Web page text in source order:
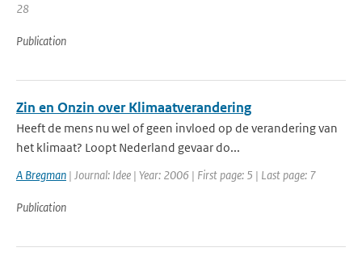
28
Publication
Zin en Onzin over Klimaatverandering
Heeft de mens nu wel of geen invloed op de verandering van
het klimaat? Loopt Nederland gevaar do...
A Bregman | Journal: Idee | Year: 2006 | First page: 5 | Last page: 7
Publication